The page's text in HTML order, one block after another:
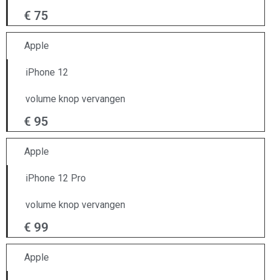
€ 75
Apple
iPhone 12
volume knop vervangen
€ 95
Apple
iPhone 12 Pro
volume knop vervangen
€ 99
Apple